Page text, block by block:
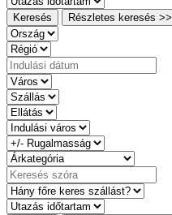
Keresés Részletes keresés >>